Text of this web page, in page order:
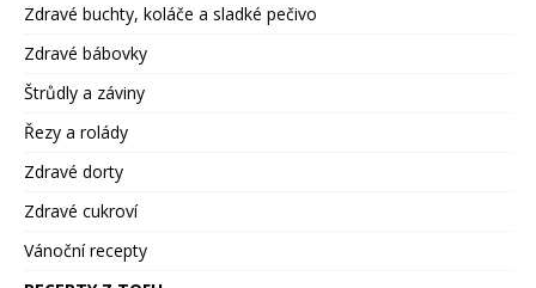
Zdravé buchty, koláče a sladké pečivo
Zdravé bábovky
Štrůdly a záviny
Řezy a rolády
Zdravé dorty
Zdravé cukroví
Vánoční recepty